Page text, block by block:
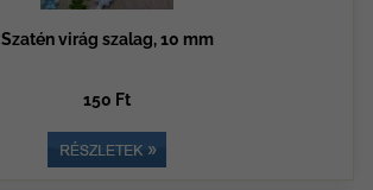
Szatén virág szalag, 10 mm
150 Ft